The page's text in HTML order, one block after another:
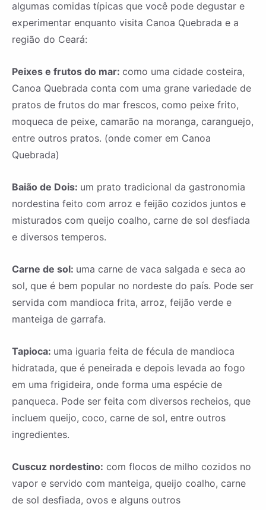
algumas comidas típicas que você pode degustar e
experimentar enquanto visita Canoa Quebrada e a
região do Ceará:
Peixes e frutos do mar: como uma cidade costeira,
Canoa Quebrada conta com uma grane variedade de
pratos de frutos do mar frescos, como peixe frito,
moqueca de peixe, camarão na moranga, caranguejo,
entre outros pratos. (onde comer em Canoa
Quebrada)
Baião de Dois: um prato tradicional da gastronomia
nordestina feito com arroz e feijão cozidos juntos e
misturados com queijo coalho, carne de sol desfiada
e diversos temperos.
Carne de sol: uma carne de vaca salgada e seca ao
sol, que é bem popular no nordeste do país. Pode ser
servida com mandioca frita, arroz, feijão verde e
manteiga de garrafa.
Tapioca: uma iguaria feita de fécula de mandioca
hidratada, que é peneirada e depois levada ao fogo
em uma frigideira, onde forma uma espécie de
panqueca. Pode ser feita com diversos recheios, que
incluem queijo, coco, carne de sol, entre outros
ingredientes.
Cuscuz nordestino: com flocos de milho cozidos no
vapor e servido com manteiga, queijo coalho, carne
de sol desfiada, ovos e alguns outros